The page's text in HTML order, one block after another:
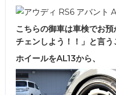
こちらの御車は車検でお
チェンしよう！！」と言う
ホイールをAL13から、